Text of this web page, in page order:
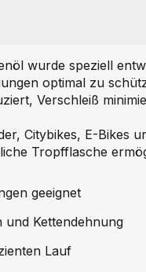
wurde speziell
optimal zu
Verschleiß
Citybikes, E-Bikes
Tropfflasche
geeignet
Kettendehnung
Lauf